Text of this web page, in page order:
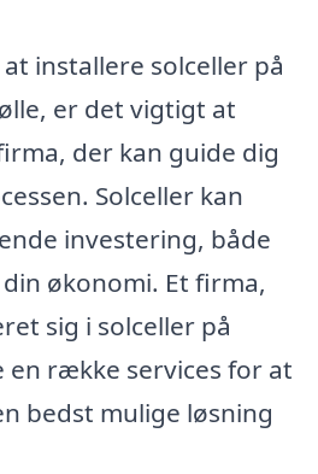
installere solceller på
er det vigtigt at
der kan guide dig
Solceller kan
investering, både
økonomi. Et firma,
sig i solceller på
række services for at
bedst mulige løsning